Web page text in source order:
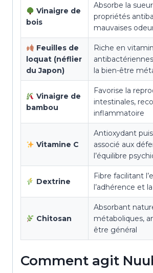
Vinaigre de
bois
Absorbe la
propriétés
mauvaises
Feuilles de
loquat (néflier
du Japon)
Riche en
la bien-être
Vinaigre de
bambou
Favorise la
intestinales,
inflammatoire
Vitamine C
Antioxydant
associé aux
l’équilibre
Dextrine
Fibre facilitant
l’adhérence et
Chitosan
Absorbant
métaboliques,
être général
Comment agit